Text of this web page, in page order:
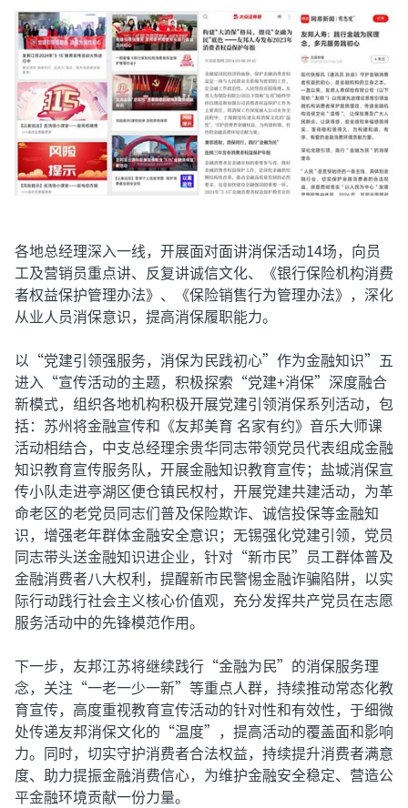
各地总经理深入一线，开展面对面讲消保活动14场，向员
工及营销员重点讲、反复讲诚信文化、《银行保险机构消费
者权益保护管理办法》、《保险销售行为管理办法》，深化
从业人员消保意识，提高消保履职能力。
以“党建引领强服务，消保为民践初心”作为金融知识”五
进入“宣传活动的主题，积极探索“党建+消保”深度融合
新模式，组织各地机构积极开展党建引领消保系列活动，包
括：苏州将金融宣传和《友邦美育 名家有约》音乐大师课
活动相结合，中支总经理余贵华同志带领党员代表组成金融
知识教育宣传服务队，开展金融知识教育宣传；盐城消保宣
传小队走进亭湖区便仓镇民权村，开展党建共建活动，为革
命老区的老党员同志们普及保险欺诈、诚信投保等金融知
识，增强老年群体金融安全意识；无锡强化党建引领，党员
同志带头送金融知识进企业，针对“新市民”员工群体普及
金融消费者八大权利，提醒新市民警惕金融诈骗陷阱，以实
际行动践行社会主义核心价值观，充分发挥共产党员在志愿
服务活动中的先锋模范作用。
下一步，友邦江苏将继续践行“金融为民”的消保服务理
念，关注“一老一少一新”等重点人群，持续推动常态化教
育宣传，高度重视教育宣传活动的针对性和有效性，于细微
处传递友邦消保文化的“温度”，提高活动的覆盖面和影响
力。同时，切实守护消费者合法权益，持续提升消费者满意
度、助力提振金融消费信心，为维护金融安全稳定、营造公
平金融环境贡献一份力量。